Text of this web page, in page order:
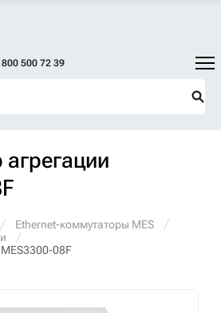
800 500 72 39
Ethernet-коммутаторы MES
08F